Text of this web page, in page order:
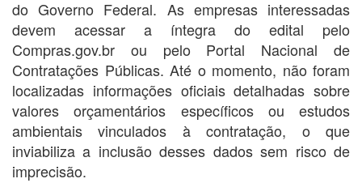
do Governo Federal. As empresas interessadas
devem acessar a íntegra do edital pelo
Compras.gov.br ou pelo Portal Nacional de
Contratações Públicas. Até o momento, não foram
localizadas informações oficiais detalhadas sobre
valores orçamentários específicos ou estudos
ambientais vinculados à contratação, o que
inviabiliza a inclusão desses dados sem risco de
imprecisão.